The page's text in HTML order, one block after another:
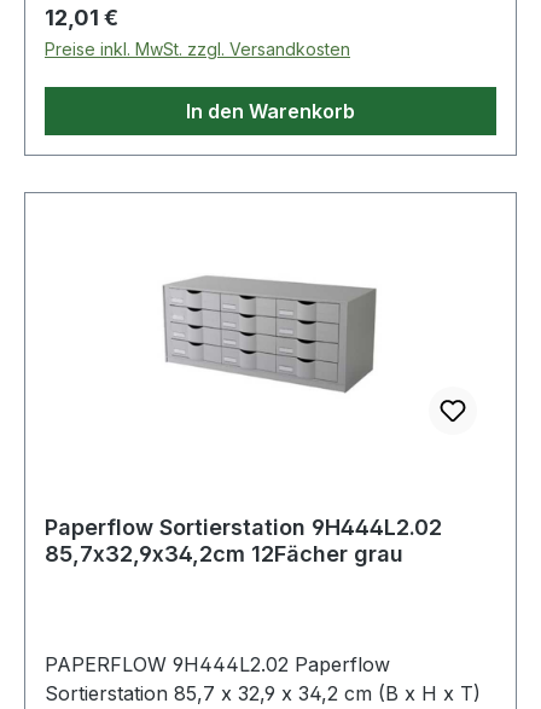
Regulärer Preis:
12,01 €
Preise inkl. MwSt. zzgl. Versandkosten
In den Warenkorb
Paperflow Sortierstation 9H444L2.02
85,7x32,9x34,2cm 12Fächer grau
PAPERFLOW 9H444L2.02 Paperflow
Sortierstation 85,7 x 32,9 x 34,2 cm (B x H x T)